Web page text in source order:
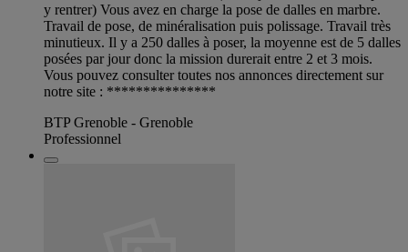
y rentrer) Vous avez en charge la pose de dalles en marbre.
Travail de pose, de minéralisation puis polissage. Travail très
minutieux. Il y a 250 dalles à poser, la moyenne est de 5 dalles
posées par jour donc la mission durerait entre 2 et 3 mois.
Vous pouvez consulter toutes nos annonces directement sur
notre site : ***************
BTP Grenoble - Grenoble
Professionnel